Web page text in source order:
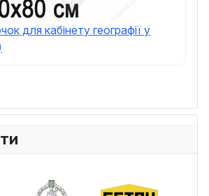
для кабінету географії у